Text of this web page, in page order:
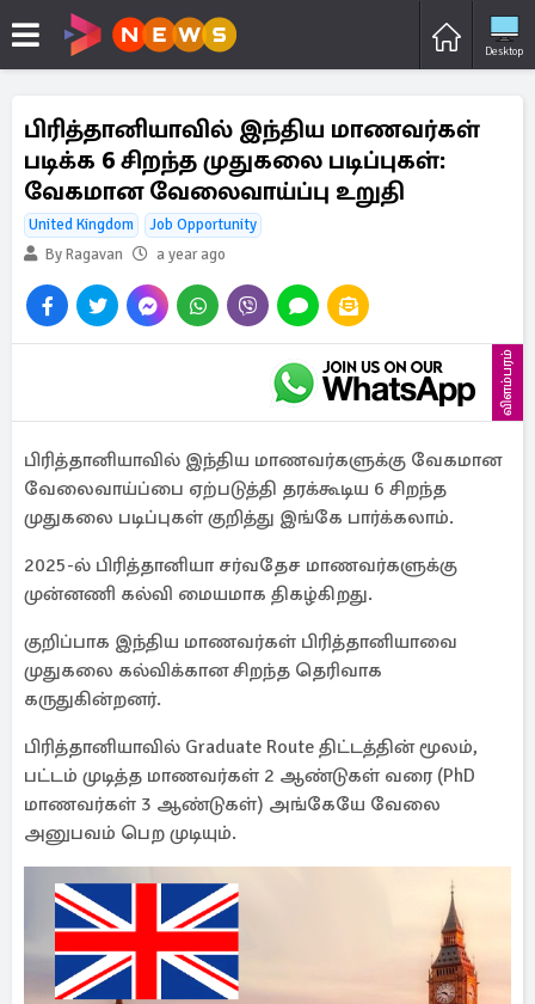
Desktop
பிரித்தானியாவில் இந்திய மாணவர்கள்
படிக்க 6 சிறந்த முதுகலை படிப்புகள்:
வேகமான வேலைவாய்ப்பு உறுதி
United Kingdom
Job Opportunity
By Ragavan
a year ago
விளம்பரம்
பிரித்தானியாவில் இந்திய மாணவர்களுக்கு வேகமான
வேலைவாய்ப்பை ஏற்படுத்தி தரக்கூடிய 6 சிறந்த
முதுகலை படிப்புகள் குறித்து இங்கே பார்க்கலாம்.
2025-ல் பிரித்தானியா சர்வதேச மாணவர்களுக்கு
முன்னணி கல்வி மையமாக திகழ்கிறது.
குறிப்பாக இந்திய மாணவர்கள் பிரித்தானியாவை
முதுகலை கல்விக்கான சிறந்த தெரிவாக
கருதுகின்றனர்.
பிரித்தானியாவில் Graduate Route திட்டத்தின் மூலம்,
பட்டம் முடித்த மாணவர்கள் 2 ஆண்டுகள் வரை (PhD
மாணவர்கள் 3 ஆண்டுகள்) அங்கேயே வேலை
அனுபவம் பெற முடியும்.